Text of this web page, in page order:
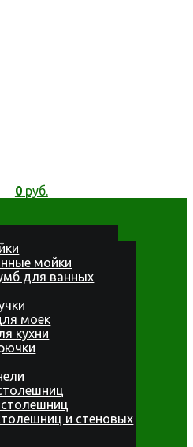
0руб.
мойки
для ванных
моек
кухни
и стеновых